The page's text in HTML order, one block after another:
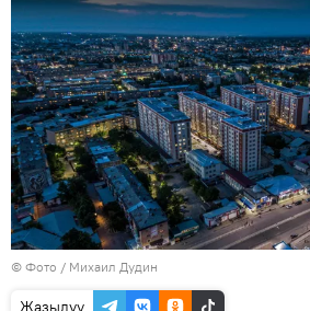
© Фото / Михаил Дудин
Жазылуу